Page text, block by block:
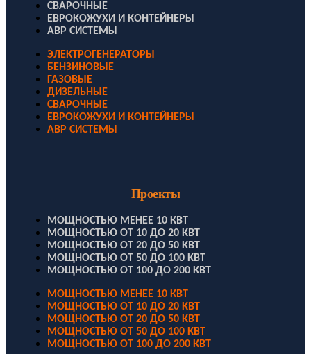
СВАРОЧНЫЕ
ЕВРОКОЖУХИ И КОНТЕЙНЕРЫ
АВР СИСТЕМЫ
ЭЛЕКТРОГЕНЕРАТОРЫ
БЕНЗИНОВЫЕ
ГАЗОВЫЕ
ДИЗЕЛЬНЫЕ
СВАРОЧНЫЕ
ЕВРОКОЖУХИ И КОНТЕЙНЕРЫ
АВР СИСТЕМЫ
Проекты
МОЩНОСТЬЮ МЕНЕЕ 10 КВТ
МОЩНОСТЬЮ ОТ 10 ДО 20 КВТ
МОЩНОСТЬЮ ОТ 20 ДО 50 КВТ
МОЩНОСТЬЮ ОТ 50 ДО 100 КВТ
МОЩНОСТЬЮ ОТ 100 ДО 200 КВТ
МОЩНОСТЬЮ МЕНЕЕ 10 КВТ
МОЩНОСТЬЮ ОТ 10 ДО 20 КВТ
МОЩНОСТЬЮ ОТ 20 ДО 50 КВТ
МОЩНОСТЬЮ ОТ 50 ДО 100 КВТ
МОЩНОСТЬЮ ОТ 100 ДО 200 КВТ